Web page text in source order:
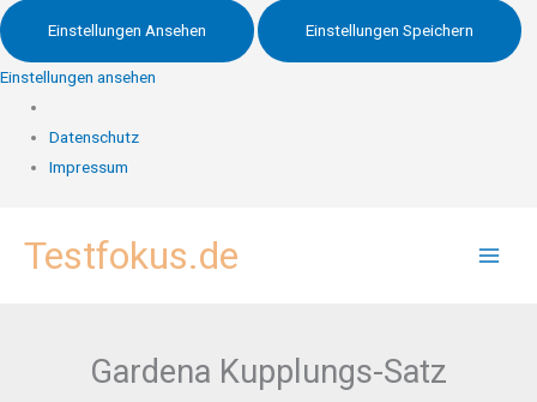
Einstellungen Ansehen Einstellungen Speichern
Einstellungen ansehen
Datenschutz
Impressum
InhaltTestfokus.de
Gardena Kupplungs-Satz